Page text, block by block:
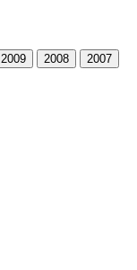
2009 2008
2007